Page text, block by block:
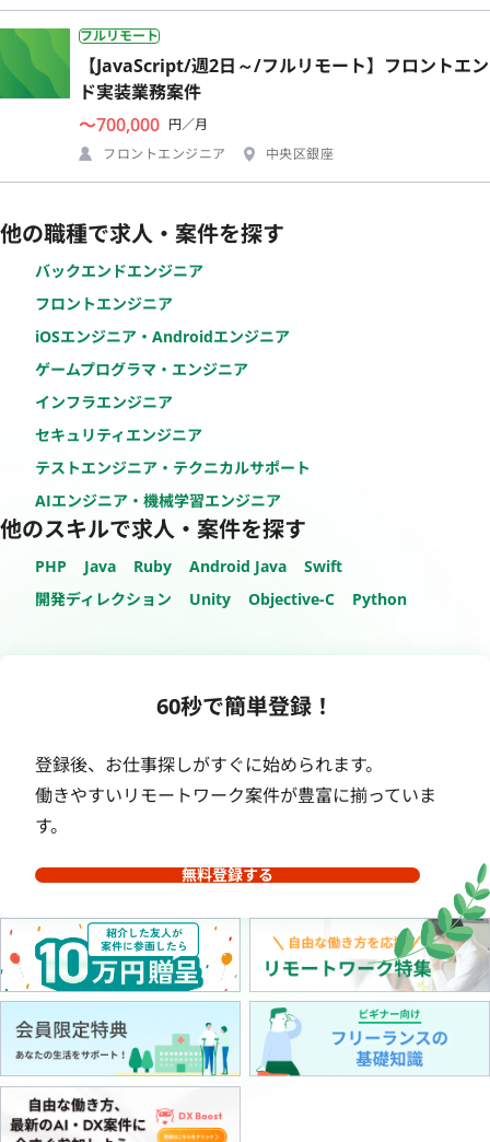
フルリモート
【JavaScript/週2日～/フルリモート】フロントエン
ド実装業務案件
〜700,000 円／月
フロントエンジニア
中央区銀座
他の職種で求人・案件を探す
バックエンドエンジニア
フロントエンジニア
iOSエンジニア・Androidエンジニア
ゲームプログラマ・エンジニア
インフラエンジニア
セキュリティエンジニア
テストエンジニア・テクニカルサポート
AIエンジニア・機械学習エンジニア
他のスキルで求人・案件を探す
PHP Java Ruby Android Java
Swift
開発ディレクション
Unity Objective-C Python
60秒で簡単登録！
登録後、お仕事探しがすぐに始められます。
働きやすいリモートワーク案件が豊富に揃っていま
す。
無料登録する